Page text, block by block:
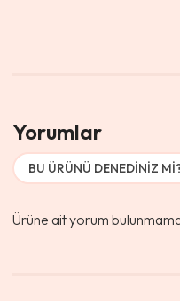
Yorumlar
BU ÜRÜNÜ DENEDINIZ
Ürüne ait yorum